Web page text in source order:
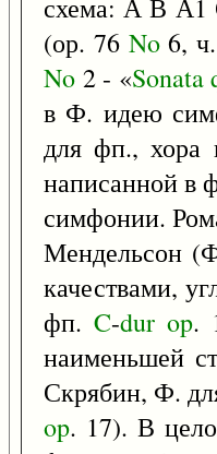
схема: А В А1
(ор. 76 No6, ч.
No 2 - «Sonata
в Ф. идею
для фп., хора
написанной в
симфонии.
Мендельсон
качествами,
фп.C-dur op.
наименьшей
Скрябин, Ф.
op. 17). В